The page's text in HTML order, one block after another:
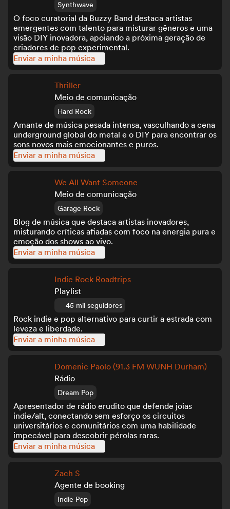
Synthwave
O foco curatorial da Buzzy Band destaca artistas
emergentes com talento para misturar gêneros e uma
visão DIY inovadora, apoiando a próxima geração de
criadores de pop experimental.
Enviar a minha música
Thriller
Meio de comunicação
Hard Rock
Amante de música pesada intensa, vasculhando a cena
underground global do metal e o DIY para encontrar os
sons novos mais emocionantes e puros.
Enviar a minha música
We All Want Someone
Meio de comunicação
Garage Rock
Blog de música que destaca artistas inovadores,
misturando críticas afiadas com foco na energia pura e
emoção dos shows ao vivo.
Enviar a minha música
Indie Rock Roadtrips
Playlist
45 mil seguidores
Rock indie e pop alternativo para curtir a estrada com
leveza e liberdade.
Enviar a minha música
Domenic Paolo (91.3 FM WUNH Durham)
Rádio
Dream Pop
Apresentador de rádio erudito que defende joias
indie/alt, conectando sem esforço os circuitos
universitários e comunitários com uma habilidade
impecável para descobrir pérolas raras.
Enviar a minha música
Zach S
Agente de booking
Indie Pop